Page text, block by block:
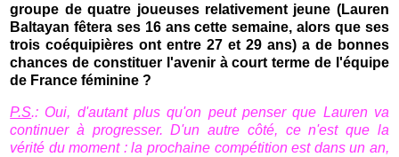
groupe de quatre joueuses relativement jeune (Lauren
Baltayan fêtera ses 16 ans cette semaine, alors que ses
trois coéquipières ont entre 27 et 29 ans) a de bonnes
chances de constituer l'avenir à court terme de l'équipe
de France féminine ?
P.S.: Oui, d'autant plus qu'on peut penser que Lauren va
continuer à progresser. D'un autre côté, ce n'est que la
vérité du moment : la prochaine compétition est dans un an,